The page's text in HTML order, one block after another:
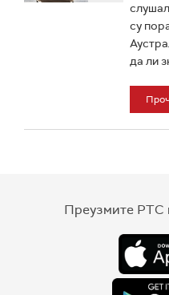
су
да ли
Преузмите РТС